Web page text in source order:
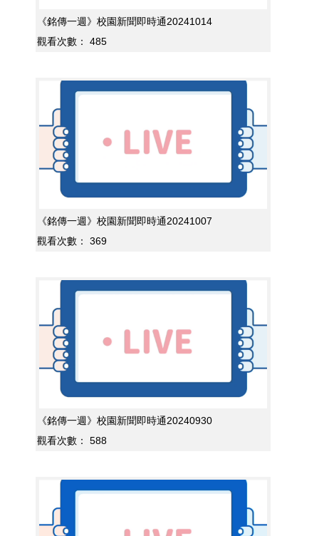
《銘傳一週》校園新聞即時通20241014
觀看次數：
485
《銘傳一週》校園新聞即時通20241007
觀看次數：
369
《銘傳一週》校園新聞即時通20240930
觀看次數：
588